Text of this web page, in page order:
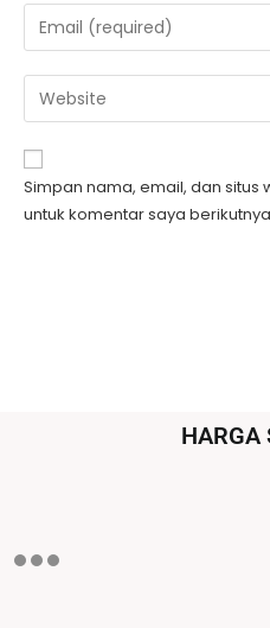
Simpan nama, email, dan
untuk komentar saya
HARGA